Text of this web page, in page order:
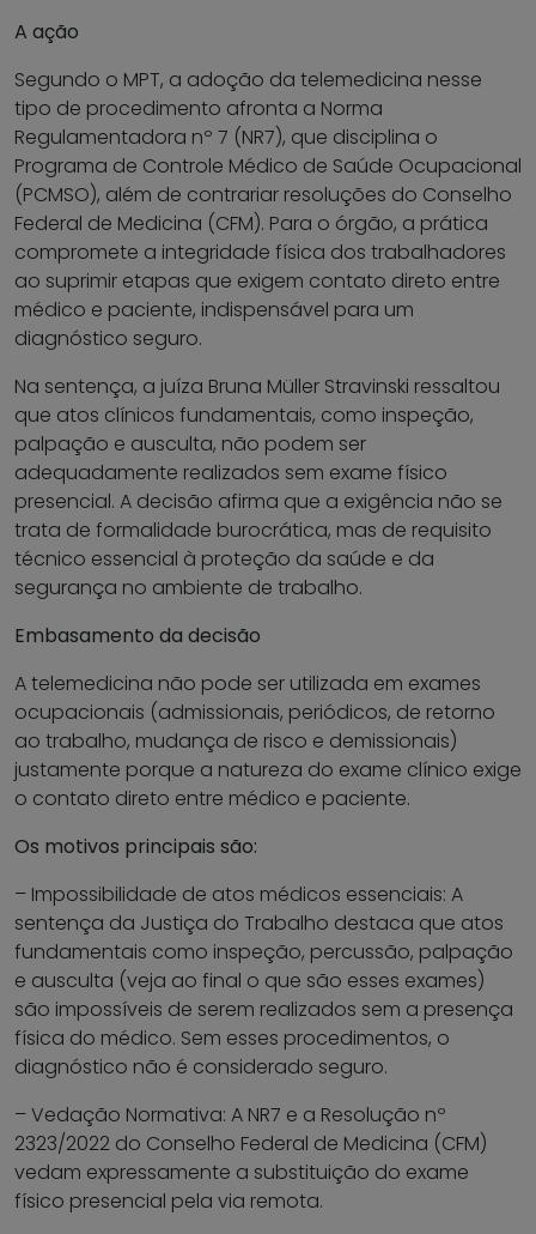
A ação
Segundo o MPT, a adoção da telemedicina nesse
tipo de procedimento afronta a Norma
Regulamentadora nº 7 (NR7), que disciplina o
Programa de Controle Médico de Saúde Ocupacional
(PCMSO), além de contrariar resoluções do Conselho
Federal de Medicina (CFM). Para o órgão, a prática
compromete a integridade física dos trabalhadores
ao suprimir etapas que exigem contato direto entre
médico e paciente, indispensável para um
diagnóstico seguro.
Na sentença, a juíza Bruna Müller Stravinski ressaltou
que atos clínicos fundamentais, como inspeção,
palpação e ausculta, não podem ser
adequadamente realizados sem exame físico
presencial. A decisão afirma que a exigência não se
trata de formalidade burocrática, mas de requisito
técnico essencial à proteção da saúde e da
segurança no ambiente de trabalho.
Embasamento da decisão
A telemedicina não pode ser utilizada em exames
ocupacionais (admissionais, periódicos, de retorno
ao trabalho, mudança de risco e demissionais)
justamente porque a natureza do exame clínico exige
o contato direto entre médico e paciente.
Os motivos principais são:
– Impossibilidade de atos médicos essenciais: A
sentença da Justiça do Trabalho destaca que atos
fundamentais como inspeção, percussão, palpação
e ausculta (veja ao final o que são esses exames)
são impossíveis de serem realizados sem a presença
física do médico. Sem esses procedimentos, o
diagnóstico não é considerado seguro.
– Vedação Normativa: A NR7 e a Resolução nº
2323/2022 do Conselho Federal de Medicina (CFM)
vedam expressamente a substituição do exame
físico presencial pela via remota.